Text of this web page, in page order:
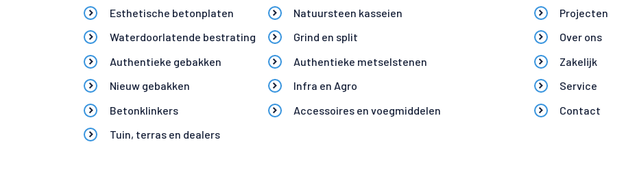
Esthetische betonplaten
Waterdoorlatende bestrating
Authentieke gebakken
Nieuw gebakken
Betonklinkers
Tuin, terras en dealers
Natuursteen kasseien
Grind en split
Authentieke metselstenen
Infra en Agro
Accessoires en voegmiddelen
Projecten
Over ons
Zakelijk
Service
Contact